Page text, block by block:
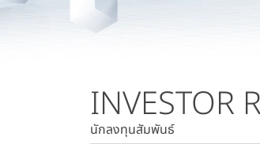
ราคาหลักทรัพย์
ราคาย้อนหลัง
INVESTOR
นักลงทุนสัมพันธ์